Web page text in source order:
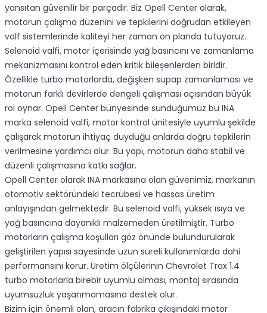
yansıtan güvenilir bir parçadır. Biz Opell Center olarak,
motorun çalışma düzenini ve tepkilerini doğrudan etkileyen
valf sistemlerinde kaliteyi her zaman ön planda tutuyoruz.
Selenoid valfi, motor içerisinde yağ basıncını ve zamanlama
mekanizmasını kontrol eden kritik bileşenlerden biridir.
Özellikle turbo motorlarda, değişken supap zamanlaması ve
motorun farklı devirlerde dengeli çalışması açısından büyük
rol oynar. Opell Center bünyesinde sunduğumuz bu INA
marka selenoid valfi, motor kontrol ünitesiyle uyumlu şekilde
çalışarak motorun ihtiyaç duyduğu anlarda doğru tepkilerin
verilmesine yardımcı olur. Bu yapı, motorun daha stabil ve
düzenli çalışmasına katkı sağlar.
Opell Center olarak INA markasına olan güvenimiz, markanın
otomotiv sektöründeki tecrübesi ve hassas üretim
anlayışından gelmektedir. Bu selenoid valfi, yüksek ısıya ve
yağ basıncına dayanıklı malzemeden üretilmiştir. Turbo
motorların çalışma koşulları göz önünde bulundurularak
geliştirilen yapısı sayesinde uzun süreli kullanımlarda dahi
performansını korur. Üretim ölçülerinin Chevrolet Trax 1.4
turbo motorlarla birebir uyumlu olması, montaj sırasında
uyumsuzluk yaşanmamasına destek olur.
Bizim için önemli olan, aracın fabrika çıkışındaki motor